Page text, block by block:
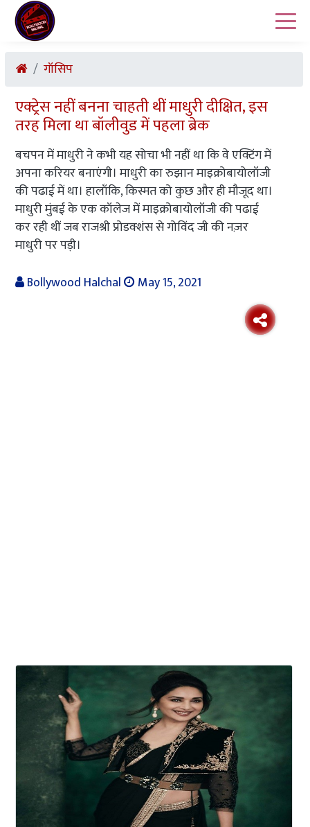
गॉसिप
एक्ट्रेस नहीं बनना चाहती थीं माधुरी दीक्षित, इस
तरह मिला था बॉलीवुड में पहला ब्रेक
बचपन में माधुरी ने कभी यह सोचा भी नहीं था कि वे एक्टिंग में
अपना करियर बनाएंगी। माधुरी का रुझान माइक्रोबायोलॉजी
की पढाई में था। हालाँकि, किस्मत को कुछ और ही मौजूद था।
माधुरी मुंबई के एक कॉलेज में माइक्रोबायोलॉजी की पढाई
कर रही थीं जब राजश्री प्रोडक्शंस से गोविंद जी की नज़र
माधुरी पर पड़ी।
Bollywood Halchal
May 15, 2021